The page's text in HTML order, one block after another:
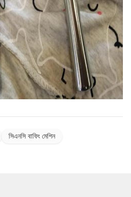
সিএনসি বাফিং মেশিন